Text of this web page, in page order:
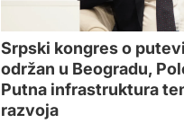
Srpski kongres o
održan u Beogradu,
Putna infrastruktura
razvoja